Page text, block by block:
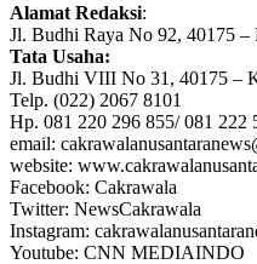
Alamat Redaksi:
Jl. Budhi Raya No 92, 40175 –
Tata Usaha:
Jl. Budhi VIII No 31, 40175 –
Telp. (022) 2067 8101
Hp. 081 220 296 855/ 081 222
email:
website:
Facebook: Cakrawala
Twitter: NewsCakrawala
Instagram:
Youtube: CNN MEDIAINDO